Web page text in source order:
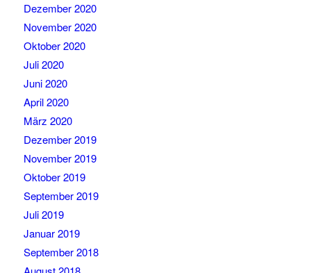
Dezember 2020
November 2020
Oktober 2020
Juli 2020
Juni 2020
April 2020
März 2020
Dezember 2019
November 2019
Oktober 2019
September 2019
Juli 2019
Januar 2019
September 2018